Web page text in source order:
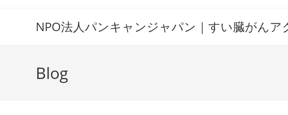
NPO法人パンキャンジャパン｜すい臓がんア
Blog